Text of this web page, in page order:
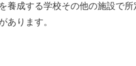
養成する学校その他の施設で
あります。